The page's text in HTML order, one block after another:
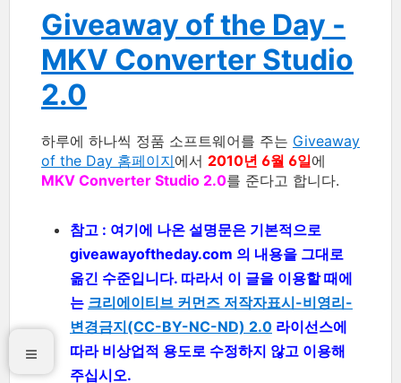
Giveaway of the Day -
MKV Converter Studio
2.0
하루에 하나씩 정품 소프트웨어를 주는 Giveaway
of the Day 홈페이지에서 2010년 6월 6일에
MKV Converter Studio 2.0를 준다고 합니다.
참고 : 여기에 나온 설명문은 기본적으로
giveawayoftheday.com 의 내용을 그대로
옮긴 수준입니다. 따라서 이 글을 이용할 때에
는 크리에이티브 커먼즈 저작자표시-비영리-
변경금지(CC-BY-NC-ND) 2.0 라이선스에
따라 비상업적 용도로 수정하지 않고 이용해
주십시오.